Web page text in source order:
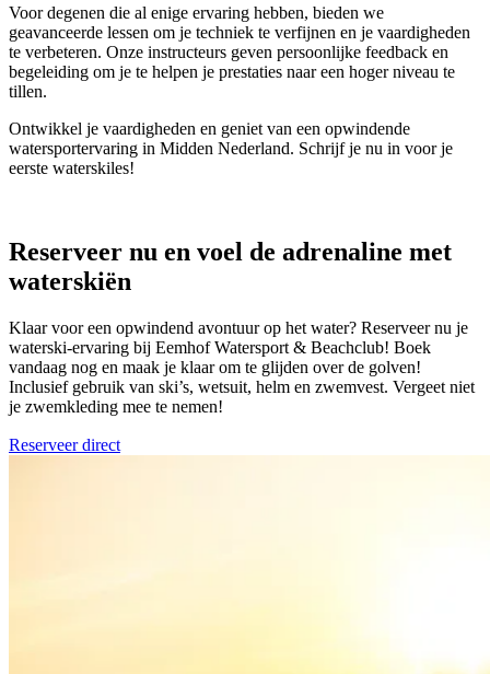
Voor degenen die al enige ervaring hebben, bieden we
geavanceerde lessen om je techniek te verfijnen en je vaardigheden
te verbeteren. Onze instructeurs geven persoonlijke feedback en
begeleiding om je te helpen je prestaties naar een hoger niveau te
tillen.
Ontwikkel je vaardigheden en geniet van een opwindende
watersportervaring in Midden Nederland. Schrijf je nu in voor je
eerste waterskiles!
Reserveer nu en voel de adrenaline met
waterskiën
Klaar voor een opwindend avontuur op het water? Reserveer nu je
waterski-ervaring bij Eemhof Watersport & Beachclub! Boek
vandaag nog en maak je klaar om te glijden over de golven!
Inclusief gebruik van ski’s, wetsuit, helm en zwemvest. Vergeet niet
je zwemkleding mee te nemen!
Reserveer direct